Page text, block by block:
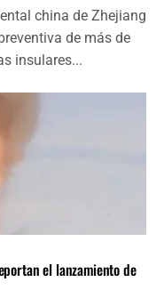
china de Zhejiang
de más de
insulares...
el lanzamiento de